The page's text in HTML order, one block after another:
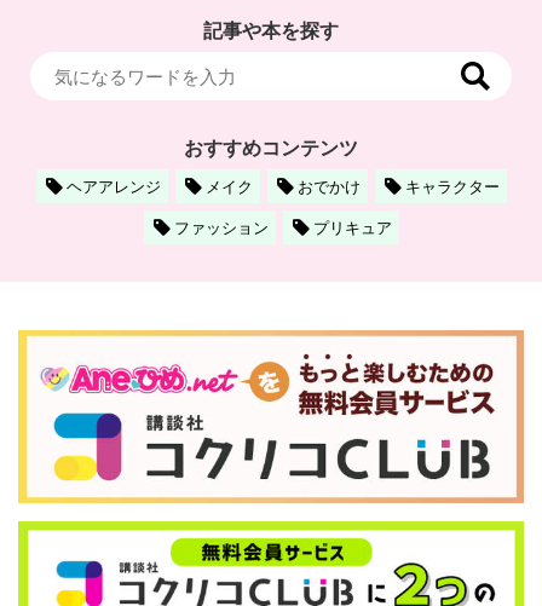
記事や本を探す
おすすめコンテンツ
ヘアアレンジ メイク おでかけ
キャラクター
ファッション
プリキュア